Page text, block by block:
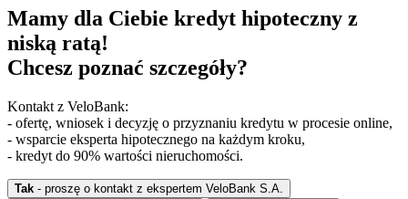
Mamy dla Ciebie kredyt hipoteczny z
niską ratą!
Chcesz poznać szczegóły?
Kontakt z VeloBank:
- ofertę, wniosek i decyzję o przyznaniu kredytu w procesie online,
- wsparcie eksperta hipotecznego na każdym kroku,
- kredyt do 90% wartości nieruchomości.
Tak - proszę o kontakt z ekspertem VeloBank S.A.